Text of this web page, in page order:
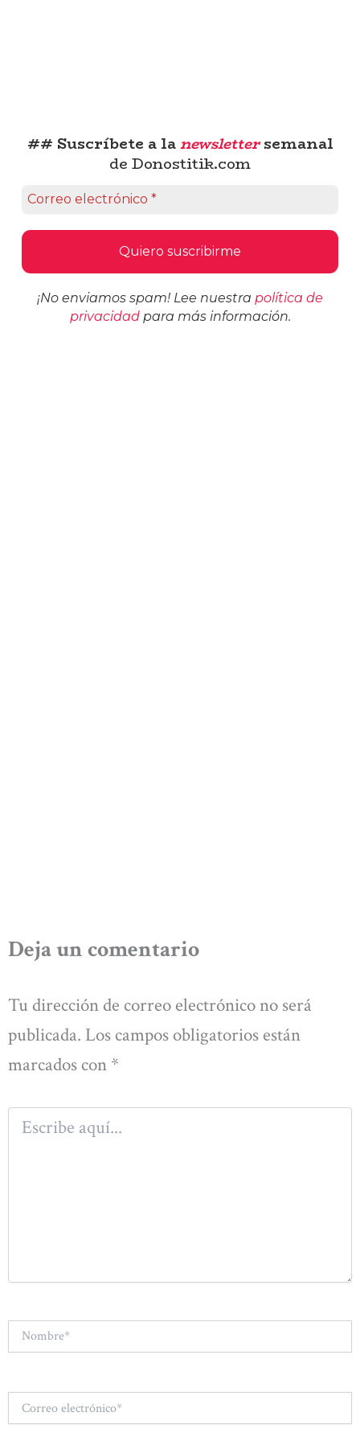
## Suscríbete a lanewslettersemanal
de Donostitik.com
¡No enviamos spam! Lee nuestra política de
privacidadpara más información.
Deja un comentario
Tu dirección de correo electrónico no será
publicada. Los campos obligatorios están
marcados con *
aquí...
electrónico*